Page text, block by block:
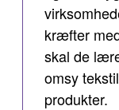
kræfter
skal de
omsy
produkter.